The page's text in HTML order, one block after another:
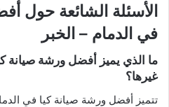
الأسئلة الشائعة حول
في الدمام – الخبر
ما الذي يميز أفضل ورشة صيانة
غيرها؟
تتميز أفضل ورشة صيانة كيا في